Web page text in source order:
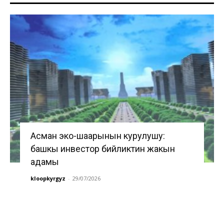
Асман эко-шаарынын курулушу:
башкы инвестор бийликтин жакын
адамы
kloopkyrgyz - 29/07/2026